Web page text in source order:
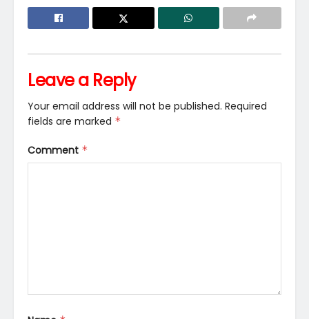
Leave a Reply
Your email address will not be published. Required
fields are marked *
Comment *